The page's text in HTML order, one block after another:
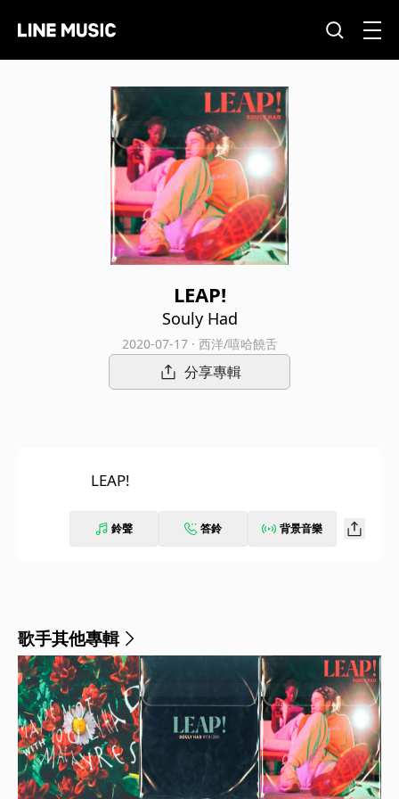
LEAP!
Souly Had
2020-07-17 · 西洋/嘻哈饒舌
分享專輯
LEAP!
鈴聲 答鈴 背景音樂
歌手其他專輯